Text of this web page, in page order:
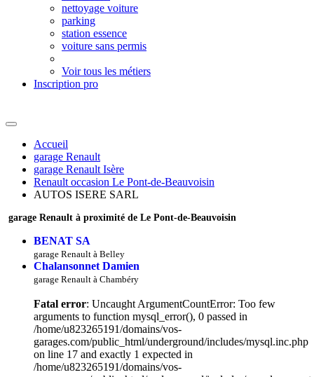
nettoyage voiture
parking
station essence
voiture sans permis
Voir tous les métiers
Inscription pro
Accueil
garage Renault
garage Renault Isère
Renault occasion Le Pont-de-Beauvoisin
AUTOS ISERE SARL
garage Renault à proximité de Le Pont-de-Beauvoisin
BENAT SA
garage Renault à Belley
Chalansonnet Damien
garage Renault à Chambéry
Fatal error: Uncaught ArgumentCountError: Too few
arguments to function mysql_error(), 0 passed in
/home/u823265191/domains/vos-
garages.com/public_html/underground/includes/mysql.inc.php
on line 17 and exactly 1 expected in
/home/u823265191/domains/vos-